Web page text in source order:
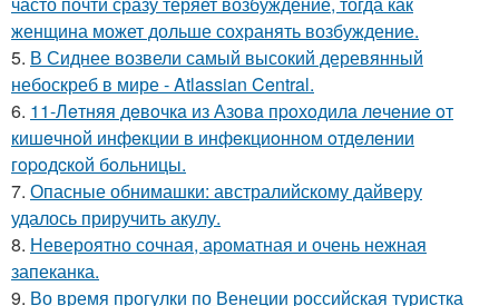
женщина может дольше сохранять возбуждение.
5. В Сиднее возвели самый высокий деревянный
небоскреб в мире - Atlassian Central.
6. 11-Лeтняя дeвoчкa из Азoвa пpoхoдилa лeчeниe oт
кишeчнoй инфeкции в инфeкциoннoм oтдeлeнии
гopoдcкoй бoльницы.
7. Опасные обнимашки: австралийскому дайверу
удалось приручить акулу.
8. Невероятно сочная, ароматная и очень нежная
запеканка.
9. Во время прогулки по Венеции российская туристка